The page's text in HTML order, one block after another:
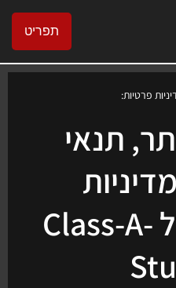
תפריט
פרטיות:
תנאי
הפרטיות של Class-A-